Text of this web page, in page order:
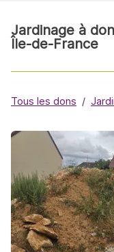
Jardinage à
Île-de-France
Tous les dons